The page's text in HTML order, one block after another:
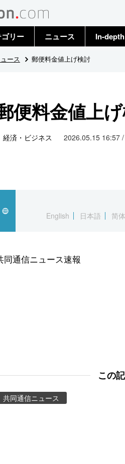
リー
外交
・技術
し
ニュース
トップ
In-depth
ース 郵便料金値上げ検討
便料金値上
経済・ビジネス 2026.05.15 16:57
English
日本語 简
同通信ニュース速報
この
共同通信ニュース